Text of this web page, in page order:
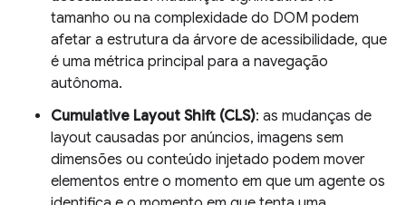
tamanho ou na complexidade do DOM podem
afetar a estrutura da árvore de acessibilidade, que
é uma métrica principal para a navegação
autônoma.
Cumulative Layout Shift (CLS): as mudanças de
layout causadas por anúncios, imagens sem
dimensões ou conteúdo injetado podem mover
elementos entre o momento em que um agente os